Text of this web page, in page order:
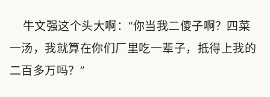
牛文强这个头大啊：“你当我二傻子啊？四菜
一汤，我就算在你们厂里吃一辈子，抵得上我的
二百多万吗？”